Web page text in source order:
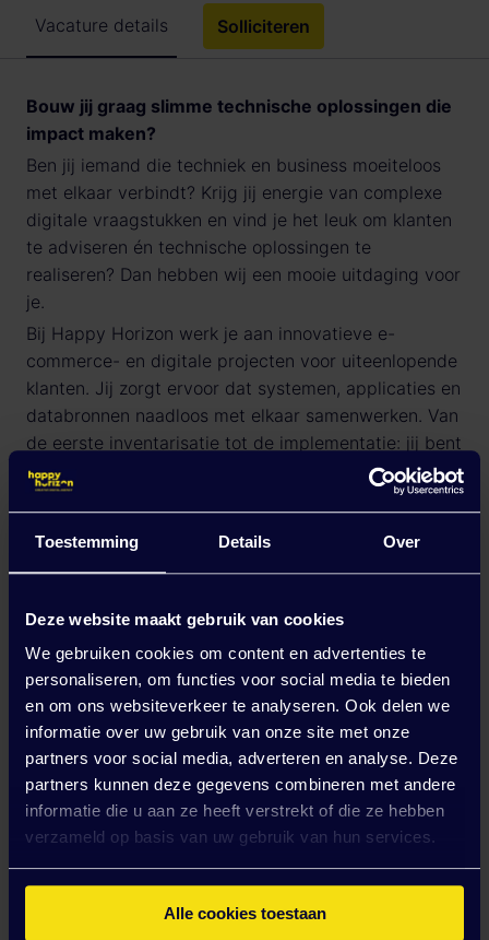
Toestemming Details Over
Deze website maakt gebruik van cookies
We gebruiken cookies om content en advertenties te
personaliseren, om functies voor social media te bieden
en om ons websiteverkeer te analyseren. Ook delen we
informatie over uw gebruik van onze site met onze
partners voor social media, adverteren en analyse. Deze
partners kunnen deze gegevens combineren met andere
informatie die u aan ze heeft verstrekt of die ze hebben
verzameld op basis van uw gebruik van hun services.
Alle cookies toestaan
Vacature details Solliciteren
Bouw jij graag slimme technische oplossingen die
impact maken?
Ben jij iemand die techniek en business moeiteloos
met elkaar verbindt? Krijg jij energie van complexe
digitale vraagstukken en vind je het leuk om klanten
te adviseren én technische oplossingen te
realiseren? Dan hebben wij een mooie uitdaging voor
je.
Bij Happy Horizon werk je aan innovatieve e-
commerce- en digitale projecten voor uiteenlopende
klanten. Jij zorgt ervoor dat systemen, applicaties en
databronnen naadloos met elkaar samenwerken. Van
de eerste inventarisatie tot de implementatie: jij bent
een belangrijke schakel in het succes van onze
klanten.
betrokken bij het volledige traject. Je verdiept je in
de wensen van de klant, denkt mee over de beste
technische oplossing en zorgt ervoor dat deze ook
daadwerkelijk wordt gerealiseerd.
Je houdt je onder andere bezig met:
Je inventariseert de wensen, requirements en
doelstellingen van klanten en vertaalt deze
naar slimme technische oplossingen.
Je adviseert klanten over de optimale inrichting
begeleidt de implementatie.